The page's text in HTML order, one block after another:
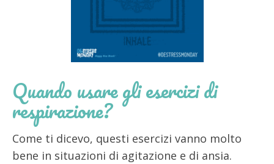
Quando usare gli esercizi di
respirazione?
Come ti dicevo, questi esercizi vanno molto
bene in situazioni di agitazione e di ansia.